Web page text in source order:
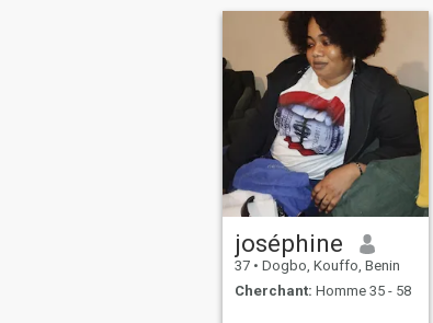
joséphine
37 • Dogbo, Kouffo, Benin
Cherchant: Homme 35 - 58